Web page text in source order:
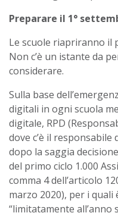
Preparare il 1°
Le scuole riapriranno il
Non c’è un istante da
considerare.
Sulla base
digitali in ogni scuola
digitale, RPD
dove c’è il
dopo la saggia
del primo ciclo 1.000
comma 4 dell’articolo
marzo 2020), per i
“limitatamente all’anno